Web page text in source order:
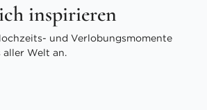
inspirieren
und Verlobungsmomente
aller Welt an.